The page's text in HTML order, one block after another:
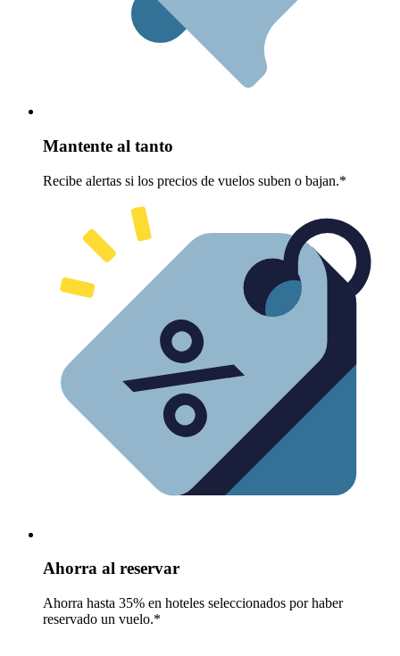
Mantente al tanto
Recibe alertas si los precios de vuelos suben o bajan.*
Ahorra al reservar
Ahorra hasta 35% en hoteles seleccionados por haber
reservado un vuelo.*